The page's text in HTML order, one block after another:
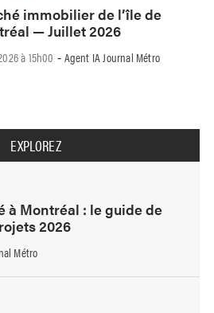
immobilier de l’île de
— Juillet 2026
à 15h00 - Agent IA Journal Métro
EXPLOREZ
à Montréal : le guide de
2026
Métro